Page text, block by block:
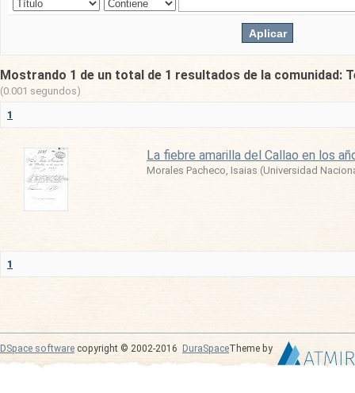
Mostrando 1 de un total de 1 resultados de la comunidad:
(0.001 segundos)
1
La fiebre amarilla del Callao en los
Morales Pacheco, Isaias (Universidad
1
DSpace software copyright © 2002-2016 DuraSpaceTheme by